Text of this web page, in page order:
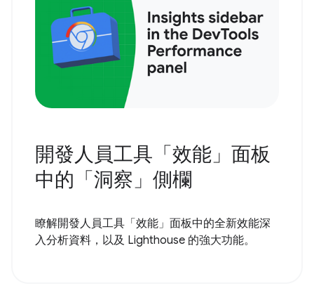
開發人員工具「效能」面板
中的「洞察」側欄
瞭解開發人員工具「效能」面板中的全新效能深
入分析資料，以及 Lighthouse 的強大功能。